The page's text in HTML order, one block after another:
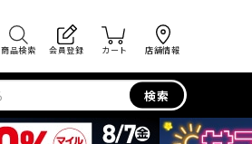
商品検索 会員登録 カート 店舗情報
検索